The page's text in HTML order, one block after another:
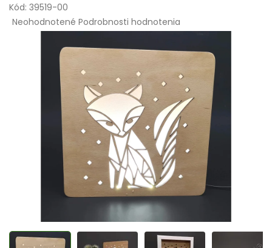
39519-00
Priemerné
hodnotenie
Neohodnotené Podrobnosti hodnotenia